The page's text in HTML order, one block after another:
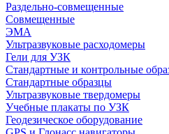
Раздельно-совмещенные
Совмещенные
ЭМА
Ультразвуковые расходомеры
Гели для УЗК
Стандартные и контрольные
Стандартные образцы
Ультразвуковые твердомеры
Учебные плакаты по УЗК
Геодезическое оборудование